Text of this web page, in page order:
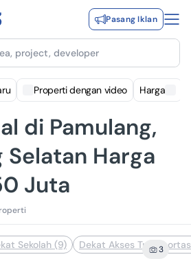
Pasang Iklan
project, developer
Properti dengan video Harga
di Pamulang,
Selatan Harga
Juta
Sekolah (9) Dekat Akses 3